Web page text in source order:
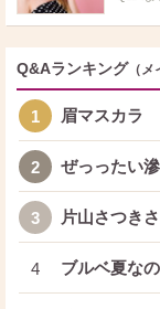
Q&Aランキング （
1 眉マスカラ
2 ぜっったい
3 片山さつき
4 ブルベ夏な